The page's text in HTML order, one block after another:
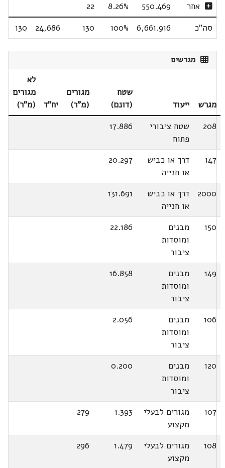
אחר 550.469
8.26%
22
סה"כ
6,661.916
100%
130
24,686
130
מגרשים
מגרש ייעוד
שטח
(דונם)
מגורים
(מ"ר)
יח"ד
לא
מגורים
(מ"ר)
208
שטח ציבורי
פתוח
17.886
147
דרך או כביש
או חנייה
20.297
2000
דרך או כביש
או חנייה
131.691
150
מבנים
ומוסדות
ציבור
22.186
149
מבנים
ומוסדות
ציבור
16.858
106
מבנים
ומוסדות
ציבור
2.056
120
מבנים
ומוסדות
ציבור
0.200
107
מגורים לבעלי
מקצוע
1.393
279
108
מגורים לבעלי
מקצוע
1.479
296